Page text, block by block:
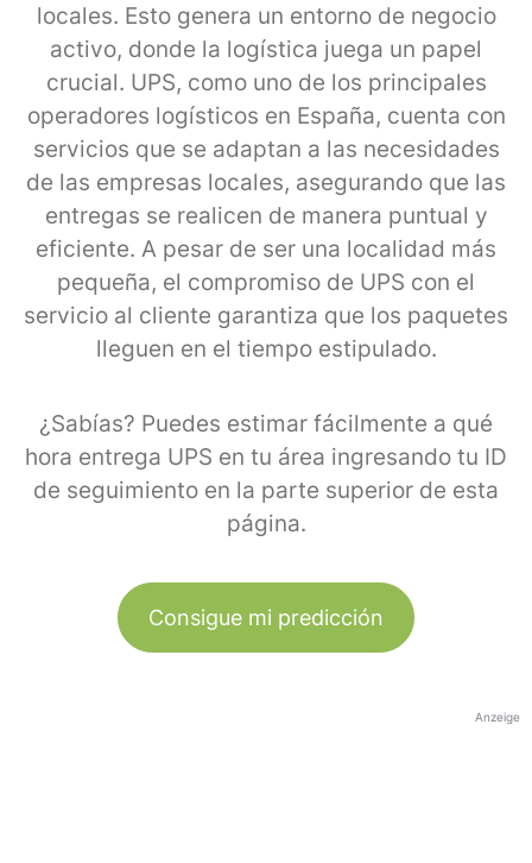
locales. Esto genera un entorno de negocio
activo, donde la logística juega un papel
crucial. UPS, como uno de los principales
operadores logísticos en España, cuenta con
servicios que se adaptan a las necesidades
de las empresas locales, asegurando que las
entregas se realicen de manera puntual y
eficiente. A pesar de ser una localidad más
pequeña, el compromiso de UPS con el
servicio al cliente garantiza que los paquetes
lleguen en el tiempo estipulado.
¿Sabías? Puedes estimar fácilmente a qué
hora entrega UPS en tu área ingresando tu ID
de seguimiento en la parte superior de esta
página.
Consigue mi predicción
Anzeige